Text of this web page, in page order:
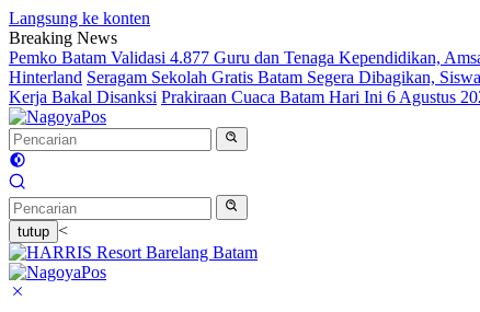
Langsung ke konten
Breaking News
Pemko Batam Validasi 4.877 Guru dan Tenaga Kependidikan,
Hinterland Seragam Sekolah Gratis Batam Segera Dibagikan,
Kerja Bakal Disanksi Prakiraan Cuaca Batam Hari Ini 6 Agustus
tutup <